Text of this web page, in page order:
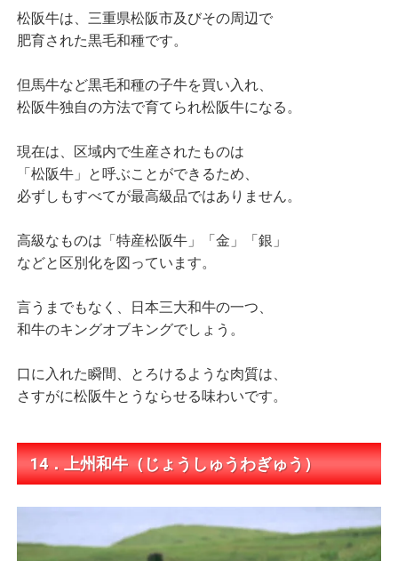
松阪牛は、三重県松阪市及びその周辺で
肥育された黒毛和種です。
但馬牛など黒毛和種の子牛を買い入れ、
松阪牛独自の方法で育てられ松阪牛になる。
現在は、区域内で生産されたものは
「松阪牛」と呼ぶことができるため、
必ずしもすべてが最高級品ではありません。
高級なものは「特産松阪牛」「金」「銀」
などと区別化を図っています。
言うまでもなく、日本三大和牛の一つ、
和牛のキングオブキングでしょう。
口に入れた瞬間、とろけるような肉質は、
さすがに松阪牛とうならせる味わいです。
14．上州和牛（じょうしゅうわぎゅう）